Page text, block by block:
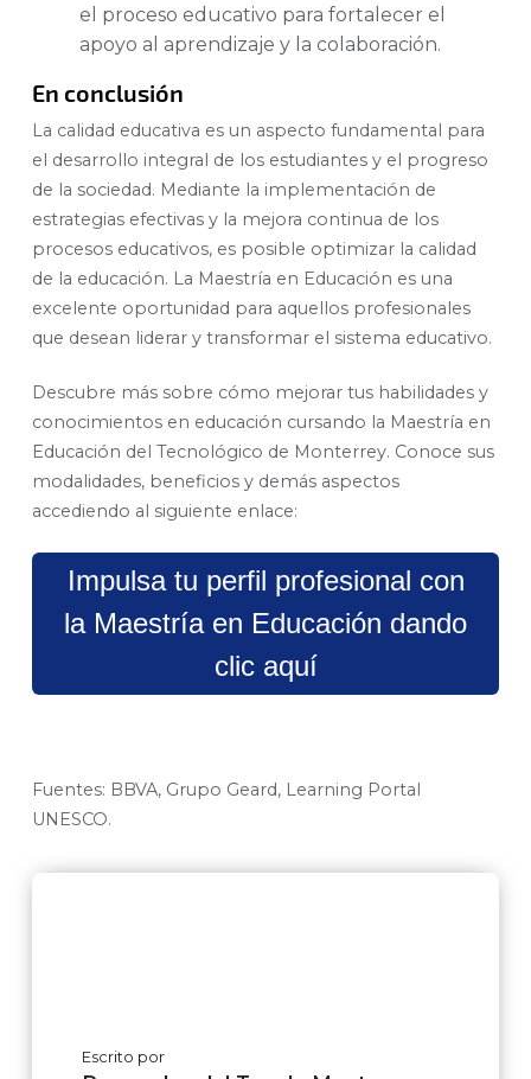
el proceso educativo para fortalecer el
apoyo al aprendizaje y la colaboración.
En conclusión
La calidad educativa es un aspecto fundamental para
el desarrollo integral de los estudiantes y el progreso
de la sociedad. Mediante la implementación de
estrategias efectivas y la mejora continua de los
procesos educativos, es posible optimizar la calidad
de la educación. La Maestría en Educación es una
excelente oportunidad para aquellos profesionales
que desean liderar y transformar el sistema educativo.
Descubre más sobre cómo mejorar tus habilidades y
conocimientos en educación cursando la Maestría en
Educación del Tecnológico de Monterrey. Conoce sus
modalidades, beneficios y demás aspectos
accediendo al siguiente enlace:
Impulsa tu perfil profesional con
la Maestría en Educación dando
clic aquí
Fuentes: BBVA, Grupo Geard, Learning Portal
UNESCO.
Escrito por